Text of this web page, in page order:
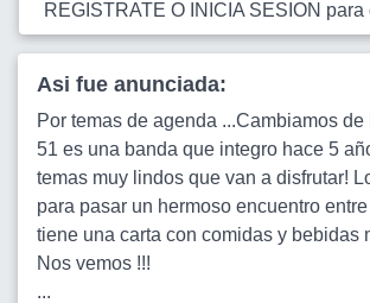
REGISTRATE O INICIA SESION
Asi fue anunciada:
Por temas de agenda ...Cambiamos de
51 es una banda que integro hace 5
temas muy lindos que van a disfrutar!
para pasar un hermoso encuentro
tiene una carta con comidas y bebidas
Nos vemos !!!
...